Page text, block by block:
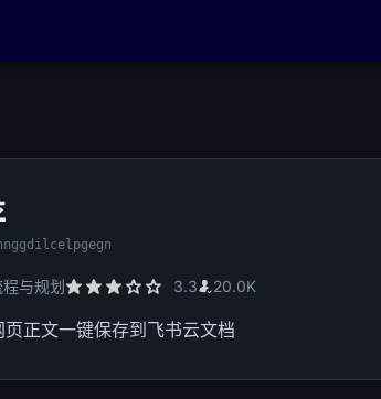
与规划 3.3 20.0K
正文一键保存到飞书云文档